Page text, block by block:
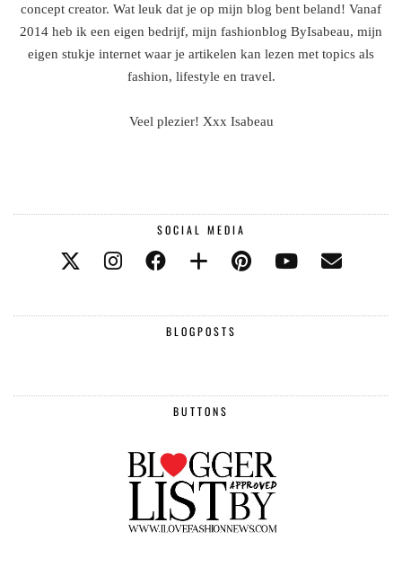
concept creator. Wat leuk dat je op mijn blog bent beland! Vanaf
2014 heb ik een eigen bedrijf, mijn fashionblog ByIsabeau, mijn
eigen stukje internet waar je artikelen kan lezen met topics als
fashion, lifestyle en travel.
Veel plezier! Xxx Isabeau
SOCIAL MEDIA
BLOGPOSTS
BUTTONS